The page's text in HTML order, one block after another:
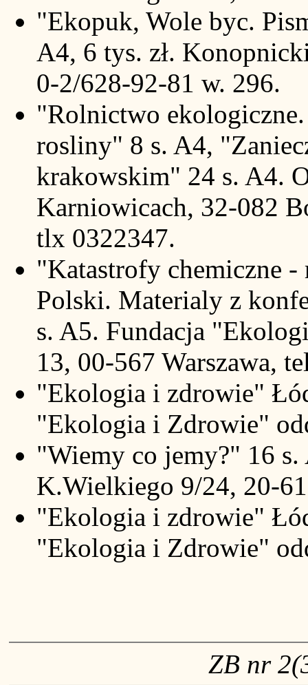
"Ekopuk, Wole byc.
A4, 6 tys. zł.
0-2/628-92-81 w. 296.
"Rolnictwo
rosliny" 8 s. A4,
krakowskim" 24 s. A4.
Karniowicach, 32-082
tlx 0322347.
"Katastrofy chemiczne -
Polski. Materialy z
s. A5. Fundacja
13, 00-567 Warszawa,
"Ekologia i zdrowie"
"Ekologia i Zdrowie"
"Wiemy co jemy?" 16 s.
K.Wielkiego 9/24, 20-
"Ekologia i zdrowie"
"Ekologia i Zdrowie"
ZB nr